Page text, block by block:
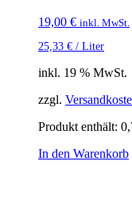
19,00 € inkl. MwSt.
25,33 € / Liter
inkl. 19 % MwSt.
zzgl.
Produkt enthält:
In den Warenkorb